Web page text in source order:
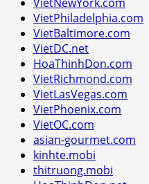
VietPhiladelphia.com
VietBaltimore.com
VietDC.net
HoaThinhDon.com
VietRichmond.com
VietLasVegas.com
VietPhoenix.com
VietOC.com
asian-gourmet.com
kinhte.mobi
thitruong.mobi